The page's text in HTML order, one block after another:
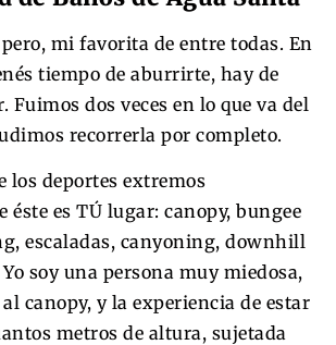
mi favorita de entre todas. En
tiempo de aburrirte, hay de
Fuimos dos veces en lo que va del
recorrerla por completo.
los deportes extremos
es TÚ lugar: canopy, bungee
escaladas, canyoning, downhill
soy una persona muy miedosa,
canopy, y la experiencia de estar
metros de altura, sujetada